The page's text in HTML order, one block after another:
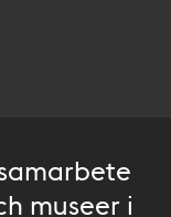
museer i